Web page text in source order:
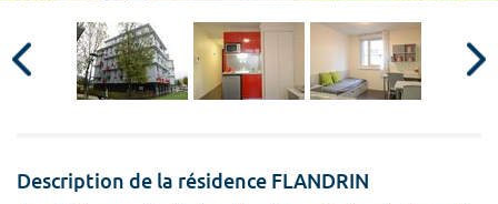
Chercher
Description de la résidence FLANDRIN